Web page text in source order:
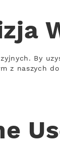
By
z naszych